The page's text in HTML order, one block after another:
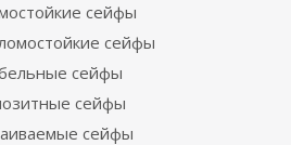
сейфы
сейфы
сейфы
сейфы
сейфы